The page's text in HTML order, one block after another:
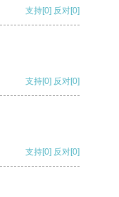
支持[0] 反对[0]
支持[0] 反对[0]
支持[0] 反对[0]